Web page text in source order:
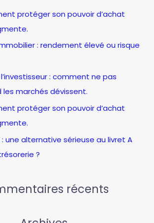
protéger son pouvoir d’achat
: rendement élevé ou risque
: comment ne pas
les marchés dévissent.
protéger son pouvoir d’achat
une alternative sérieuse au livret A
?
récents